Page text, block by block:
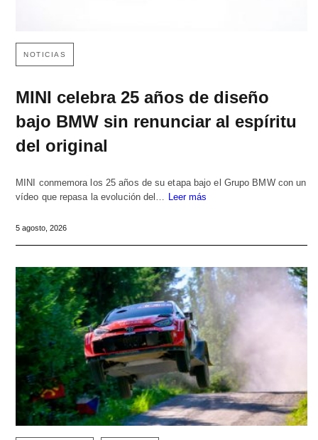
NOTICIAS
MINI celebra 25 años de diseño
bajo BMW sin renunciar al espíritu
del original
MINI conmemora los 25 años de su etapa bajo el Grupo BMW con un
vídeo que repasa la evolución del…
Leer más
5 agosto, 2026